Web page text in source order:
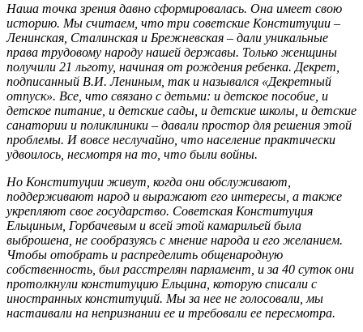
Наша точка зрения давно сформировалась. Она имеет свою
историю. Мы считаем, что три советские Конституции –
Ленинская, Сталинская и Брежневская – дали уникальные
права трудовому народу нашей державы. Только женщины
получили 21 льготу, начиная от рождения ребенка. Декрет,
подписанный В.И. Лениным, так и назывался «Декретный
отпуск». Все, что связано с детьми: и детское пособие, и
детское питание, и детские сады, и детские школы, и детские
санатории и поликлиники – давали простор для решения этой
проблемы. И вовсе неслучайно, что население практически
удвоилось, несмотря на то, что были войны.
Но Конституции живут, когда они обслуживают,
поддерживают народ и выражают его интересы, а также
укрепляют свое государство. Советская Конституция
Ельциным, Горбачевым и всей этой камарильей была
выброшена, не сообразуясь с мнение народа и его желанием.
Чтобы отобрать и распределить общенародную
собственность, был расстрелян парламент, и за 40 суток они
протолкнули конституцию Ельцина, которую списали с
иностранных конституций. Мы за нее не голосовали, мы
настаивали на непризнании ее и требовали ее пересмотра.